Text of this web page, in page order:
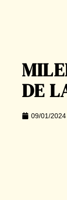
DE
09/01/2024